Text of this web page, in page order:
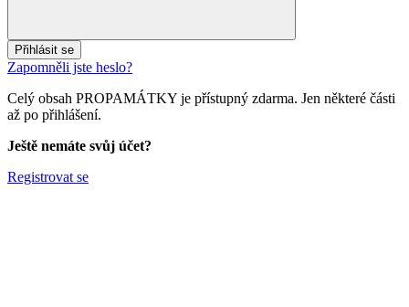
Přihlásit se
Zapomněli jste heslo?
Celý obsah PROPAMÁTKY je přístupný zdarma. Jen některé části
až po přihlášení.
Ještě nemáte svůj účet?
Registrovat se